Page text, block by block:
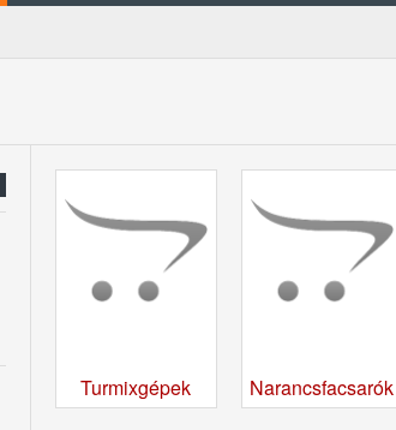
Turmixgépek Narancsfacsarók